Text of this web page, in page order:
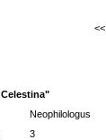
<<
Neophilologus
3